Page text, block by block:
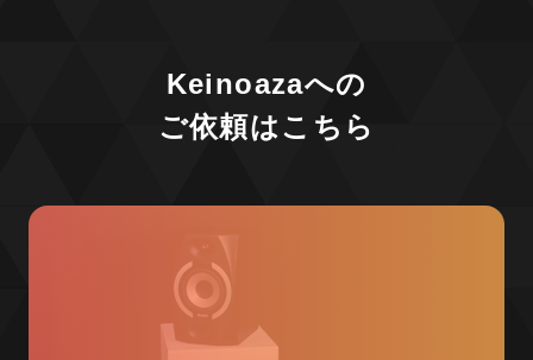
Keinoazaへの
ご依頼はこちら